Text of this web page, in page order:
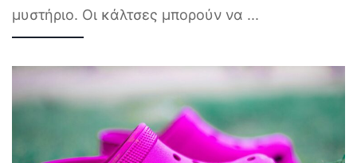
μυστήριο. Οι κάλτσες μπορούν να ...